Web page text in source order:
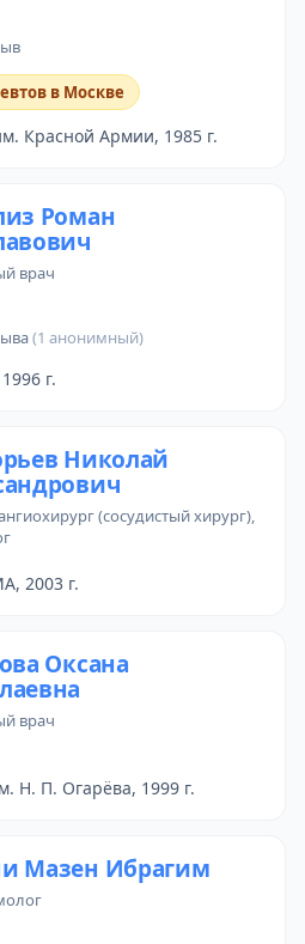
в Москве
Красной Армии, 1985 г.
Роман
врач
(1 анонимный)
г.
Николай
(сосудистый хирург),
2003 г.
Оксана
врач
Н. П. Огарёва, 1999 г.
Мазен Ибрагим